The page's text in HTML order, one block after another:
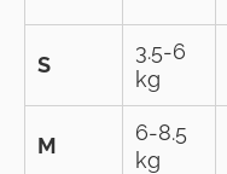
S
3.5-6
kg
M
6-8.5
kg